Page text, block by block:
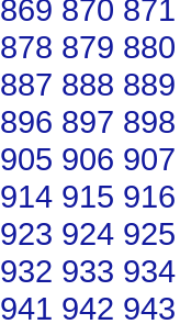
869 870 871
878 879 880
887 888 889
896 897 898
905 906 907
914 915 916
923 924 925
932 933 934
941 942 943